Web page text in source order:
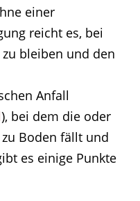
einer
reicht es, bei
bleiben und den
Anfall
), bei dem die oder
Boden fällt und
es einige Punkte